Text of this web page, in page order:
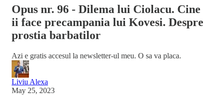
Opus nr. 96 - Dilema lui Ciolacu. Cine
ii face precampania lui Kovesi. Despre
prostia barbatilor
Azi e gratis accesul la newsletter-ul meu. O sa va placa.
Liviu Alexa
May 25, 2023